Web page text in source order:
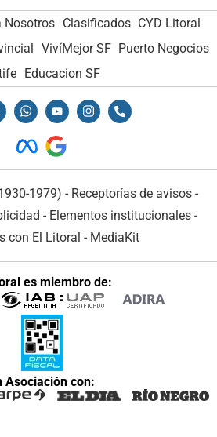
Nosotros Clasificados CYD Litoral
VivíMejor SF Puerto Negocios
Educacion SF
1979) - Receptorías de avisos -
- Elementos institucionales -
con El Litoral - MediaKit
es miembro de:
Asociación con: